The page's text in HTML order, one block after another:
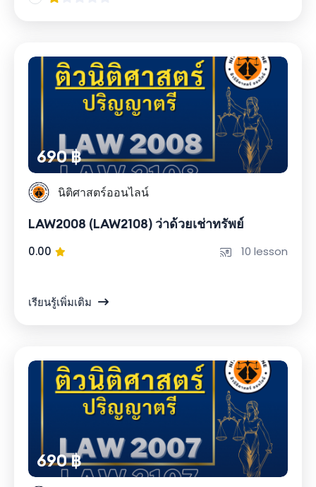
690 ฿
นิติศาสตร์ออนไลน์
LAW2008 (LAW2108) ว่าด้วยเช่าทรัพย์
0.00 10 lesson
เรียนรู้เพิ่มเติม
690 ฿